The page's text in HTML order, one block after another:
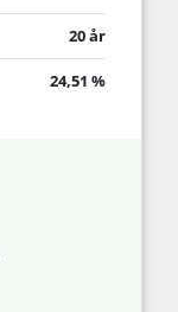
20 år
24,51 %